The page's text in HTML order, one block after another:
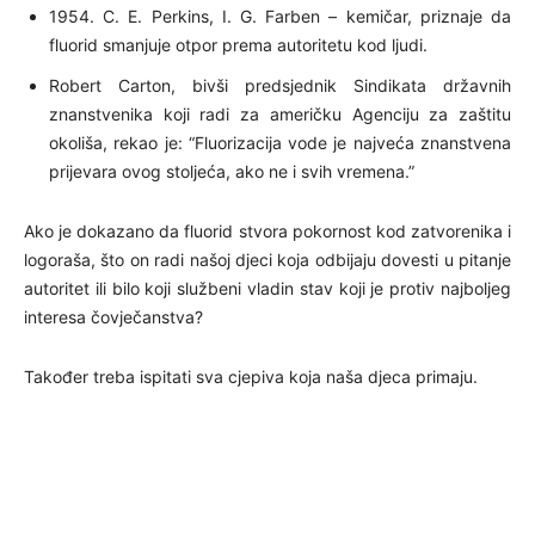
1954. C. E. Perkins, I. G. Farben – kemičar, priznaje da
fluorid smanjuje otpor prema autoritetu kod ljudi.
Robert Carton, bivši predsjednik Sindikata državnih
znanstvenika koji radi za američku Agenciju za zaštitu
okoliša, rekao je: “Fluorizacija vode je najveća znanstvena
prijevara ovog stoljeća, ako ne i svih vremena.”
Ako je dokazano da fluorid stvora pokornost kod zatvorenika i
logoraša, što on radi našoj djeci koja odbijaju dovesti u pitanje
autoritet ili bilo koji službeni vladin stav koji je protiv najboljeg
interesa čovječanstva?
Također treba ispitati sva cjepiva koja naša djeca primaju.